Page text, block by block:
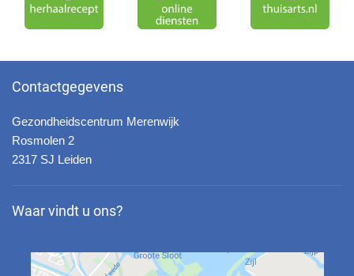
Contactgegevens
Gezondheidscentrum Merenwijk
Rosmolen 2
2317 SJ Leiden
Waar vindt u ons?